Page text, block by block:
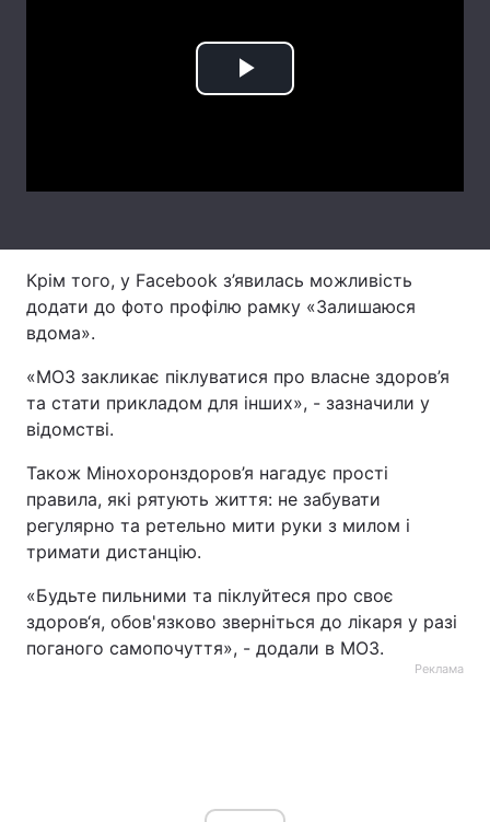
Тема оформлення
Play
Крім того, у Facebook з’явилась можливість
додати до фото профілю рамку «Залишаюся
вдома».
«МОЗ закликає піклуватися про власне здоров’я
та стати прикладом для інших», - зазначили у
відомстві.
Також Мінохоронздоров’я нагадує прості
правила, які рятують життя: не забувати
регулярно та ретельно мити руки з милом і
тримати дистанцію.
«Будьте пильними та піклуйтеся про своє
здоров‘я, обов'язково зверніться до лікаря у разі
поганого самопочуття», - додали в МОЗ.
Реклама